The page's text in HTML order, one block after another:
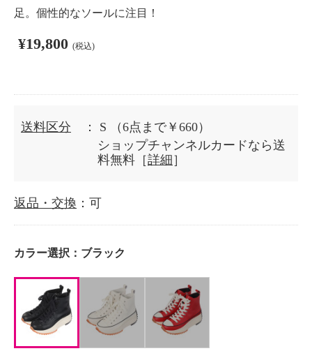
足。個性的なソールに注目！
¥19,800 (税込)
送料区分 ： S
（6点まで￥660）
ショップチャンネルカードなら送
料無料［詳細 ］
返品・交換 ：可
カラー選択： ブラック